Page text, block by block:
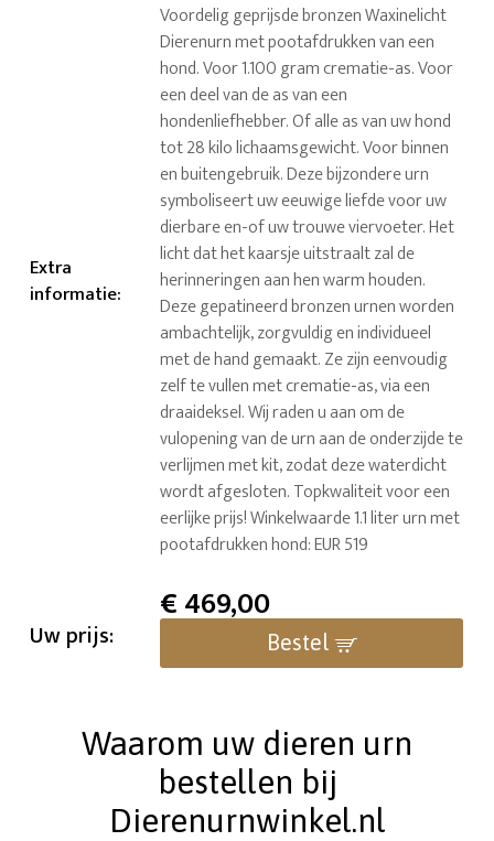
Extra
informatie:
Voordelig geprijsde bronzen Waxinelicht
Dierenurn met pootafdrukken van een
hond. Voor 1.100 gram crematie-as. Voor
een deel van de as van een
hondenliefhebber. Of alle as van uw hond
tot 28 kilo lichaamsgewicht. Voor binnen
en buitengebruik. Deze bijzondere urn
symboliseert uw eeuwige liefde voor uw
dierbare en-of uw trouwe viervoeter. Het
licht dat het kaarsje uitstraalt zal de
herinneringen aan hen warm houden.
Deze gepatineerd bronzen urnen worden
ambachtelijk, zorgvuldig en individueel
met de hand gemaakt. Ze zijn eenvoudig
zelf te vullen met crematie-as, via een
draaideksel. Wij raden u aan om de
vulopening van de urn aan de onderzijde te
verlijmen met kit, zodat deze waterdicht
wordt afgesloten. Topkwaliteit voor een
eerlijke prijs! Winkelwaarde 1.1 liter urn met
pootafdrukken hond: EUR 519
Uw prijs:
€469,00
Bestel
Waarom uw dieren urn
bestellen bij
Dierenurnwinkel.nl